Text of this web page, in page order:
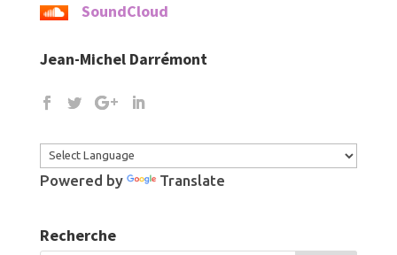
SoundCloud
Jean-Michel Darrémont
Powered by Translate
Recherche